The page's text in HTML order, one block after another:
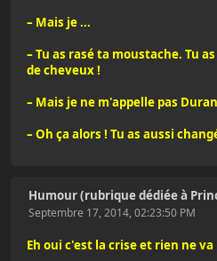
– Mais je ...
– Tu as rasé ta moustache. Tu
de cheveux !
– Mais je ne m'appelle pas
– Oh ça alors ! Tu as aussi
Humour (rubrique dédiée à
Septembre 17, 2014, 02:23:50 PM
Eh oui c'est la crise et rien ne va